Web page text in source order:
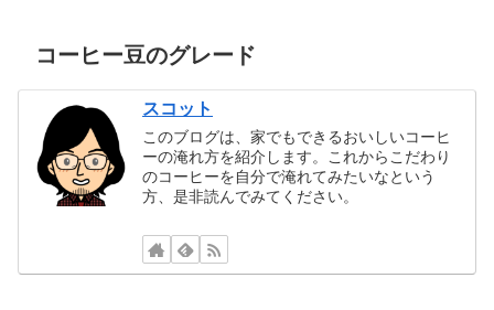
コーヒー豆のグレード
スコット
このブログは、家でもできるおいしいコーヒ
ーの淹れ方を紹介します。これからこだわり
のコーヒーを自分で淹れてみたいなという
方、是非読んでみてください。